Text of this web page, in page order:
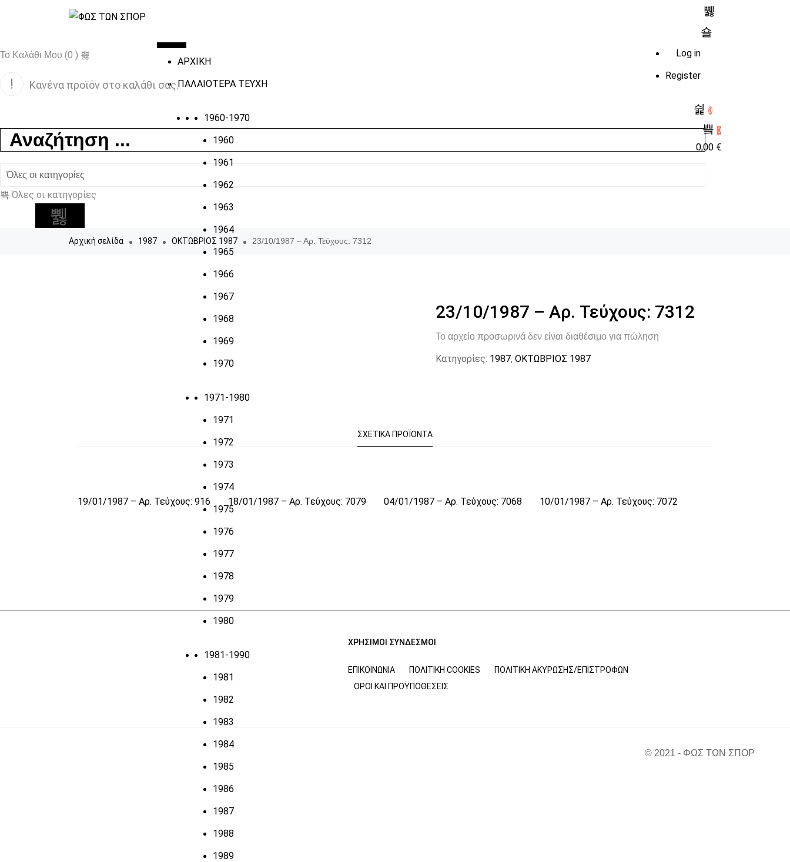
ΑΡΧΙΚΗ
ΠΑΛΑΙΟΤΕΡΑ ΤΕΥΧΗ
1960-1970
1960
1961
1962
1963
1964
1965
1966
1967
1968
1969
1970
1971-1980
1971
1972
1973
1974
1975
1976
1977
1978
1979
1980
1981-1990
1981
1982
1983
1984
1985
1986
1987
1988
1989
Log in
Register
0
0
0,00 €
Το Καλάθι Μου (0 )
Κανένα προϊόν στο καλάθι σας.
Όλες οι κατηγορίες
Αρχική σελίδα 1987 ΟΚΤΩΒΡΙΟΣ 1987 23/10/1987 – Αρ. Τεύχους: 7312
23/10/1987 – Αρ. Τεύχους: 7312
Το αρχείο προσωρινά δεν είναι διαθέσιμο για πώληση
Κατηγορίες: 1987, ΟΚΤΩΒΡΙΟΣ 1987
ΣΧΕΤΙΚΆ ΠΡΟΪΌΝΤΑ
19/01/1987 – Αρ. Τεύχους: 916 18/01/1987 – Αρ. Τεύχους: 7079 04/01/1987 – Αρ. Τεύχους: 7068 10/01/1987 – Αρ. Τεύχους: 7072
ΧΡΗΣΙΜΟΙ ΣΥΝΔΕΣΜΟΙ
ΕΠΙΚΟΙΝΩΝΊΑ ΠΟΛΙΤΙΚΉ COOKIES
ΠΟΛΙΤΙΚΉ ΑΚΎΡΩΣΗΣ/ΕΠΙΣΤΡΟΦΏΝ
ΌΡΟΙ ΚΑΙ ΠΡΟΫΠΟΘΈΣΕΙΣ
© 2021 - ΦΩΣ ΤΩΝ ΣΠΟΡ